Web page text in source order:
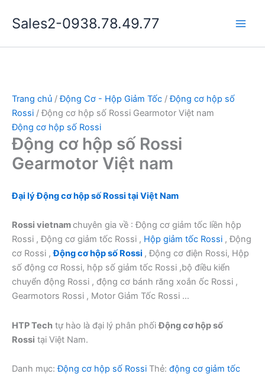
dung
Sales2-0938.78.49.77
Trang chủ /Động Cơ - Hộp Giảm Tốc /Động cơ hộp số
Rossi / Động cơ hộp số Rossi Gearmotor Việt nam
Động cơ hộp số Rossi
Động cơ hộp số Rossi
Gearmotor Việt nam
Đại lý Động cơ hộp số Rossi tại Việt Nam
Rossi vietnamchuyên gia về : Động cơ giảm tốc liền hộp
Rossi , Động cơ giảm tốc Rossi , Hộp giảm tốc Rossi , Động
cơ Rossi ,Động cơ hộp số Rossi , Động cơ điện Rossi, Hộp
số động cơ Rossi, hộp số giảm tốc Rossi ,bộ điều kiển
chuyển động Rossi , động cơ bánh răng xoắn ốc Rossi ,
Gearmotors Rossi , Motor Giảm Tốc Rossi …
HTP Tech tự hào là đại lý phân phốiĐộng cơ hộp số
Rossi tại Việt Nam.
Danh mục:Động cơ hộp số Rossi Thẻ: động cơ giảm tốc